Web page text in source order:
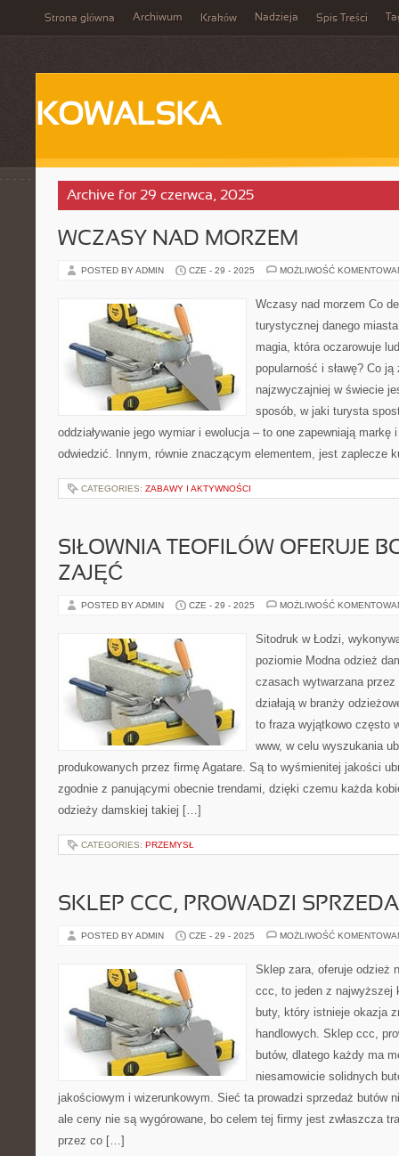
Strona główna Archiwum Kraków Nadzieja Spis Treści
KOWALSKA
Archive for 29 czerwca, 2025
WCZASY NAD MORZEM
POSTED BY ADMIN CZE - 29 - 2025 MOŻLIWOŚĆ
Wczasy nad morzem Co
turystycznej danego
magia, która oczarowuje
popularność i sławę? Co
najzwyczajniej w świecie
sposób, w jaki turysta
oddziaływanie jego wymiar i ewolucja – to one zapewniają
odwiedzić. Innym, równie znaczącym elementem, jest zaplecze
CATEGORIES: ZABAWY I AKTYWNOŚCI
SIŁOWNIA TEOFILÓW OFERUJE
ZAJĘĆ
POSTED BY ADMIN CZE - 29 - 2025 MOŻLIWOŚĆ
Sitodruk w Łodzi,
poziomie Modna odzież
czasach wytwarzana
działają w branży
to fraza wyjątkowo często
www, w celu wyszukania
produkowanych przez firmę Agatare. Są to wyśmienitej jakości
zgodnie z panującymi obecnie trendami, dzięki czemu każda
odzieży damskiej takiej […]
CATEGORIES: PRZEMYSŁ
SKLEP CCC, PROWADZI
POSTED BY ADMIN CZE - 29 - 2025 MOŻLIWOŚĆ
Sklep zara, oferuje odzież
ccc, to jeden z najwyższej
buty, który istnieje okazja
handlowych. Sklep ccc,
butów, dlatego każdy ma
niesamowicie solidnych
jakościowym i wizerunkowym. Sieć ta prowadzi sprzedaż butów
ale ceny nie są wygórowane, bo celem tej firmy jest zwłaszcza
przez co […]